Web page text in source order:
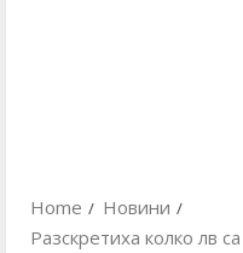
Home
Новини
Разскретиха колко лв